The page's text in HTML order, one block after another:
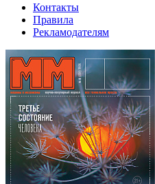
Контакты
Правила
Рекламодателям